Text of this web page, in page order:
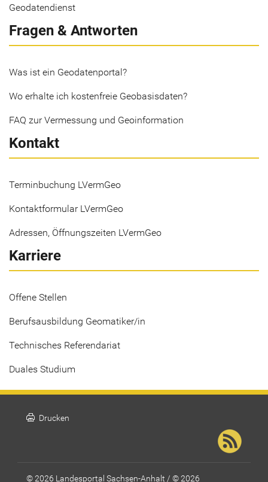
Geodatendienst
Fragen & Antworten
Was ist ein Geodatenportal?
Wo erhalte ich kostenfreie Geobasisdaten?
FAQ zur Vermessung und Geoinformation
Kontakt
Terminbuchung LVermGeo
Kontaktformular LVermGeo
Adressen, Öffnungszeiten LVermGeo
Karriere
Offene Stellen
Berufsausbildung Geomatiker/in
Technisches Referendariat
Duales Studium
print Drucken
© 2026 Landesportal Sachsen-Anhalt / © 2026